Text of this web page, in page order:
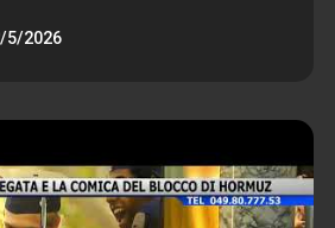
5/2026